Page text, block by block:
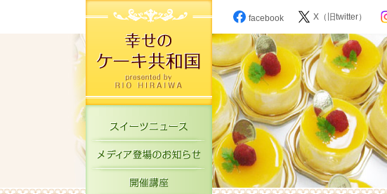
スイーツニュース
メディア登場のお知らせ
開催講座
facebook X（旧twitter）